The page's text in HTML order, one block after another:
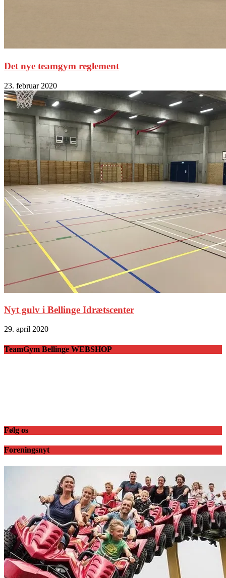
Det nye teamgym reglement
23. februar 2020
Nyt gulv i Bellinge Idrætscenter
29. april 2020
TeamGym Bellinge WEBSHOP
Følg os
Foreningsnyt